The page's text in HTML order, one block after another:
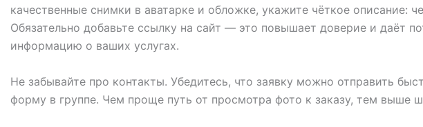
качественные снимки в аватарке и обложке, укажите чёткое описание:
Обязательно добавьте ссылку на сайт — это повышает доверие и даёт
информацию о ваших услугах.
Не забывайте про контакты. Убедитесь, что заявку можно отправить
форму в группе. Чем проще путь от просмотра фото к заказу, тем выше